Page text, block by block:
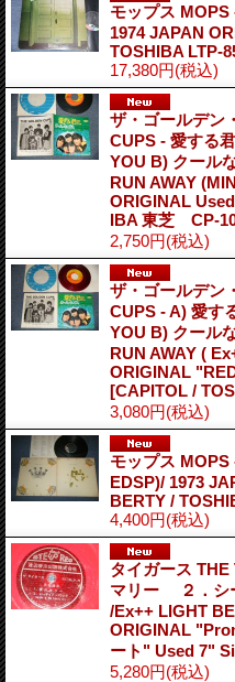
モップス
1974 JAPAN
TOSHIBA LTP-
17,380円(税込)
ザ・ゴールデン
CUPS - 愛する
YOU B) クール
RUN AWAY
ORIGINAL
IBA 東芝 CP-
2,750円(税込)
ザ・ゴールデン
CUPS - A) 愛す
YOU B) クール
RUN AWAY (
ORIGINAL
[CAPITOL /
3,080円(税込)
モップス MOPS
EDSP)/ 1973
BERTY /
4,400円(税込)
タイガース
マリー ２．シ
/Ex++ LIGHT
ORIGINAL
ート" Used 7"
5,280円(税込)